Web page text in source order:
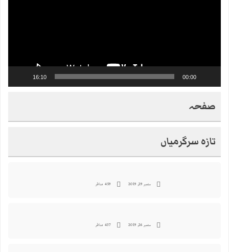
00:00
16:10
صفحہ
تازہ سرگرمیاں
ستمبر 29, 2019 459 مناظر
ستمبر 26, 2019 437 مناظر